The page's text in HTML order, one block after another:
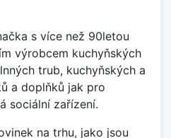
s více než 90letou
výrobcem kuchyňských
trub, kuchyňských a
a doplňků jak pro
sociální zařízení.
na trhu, jako jsou